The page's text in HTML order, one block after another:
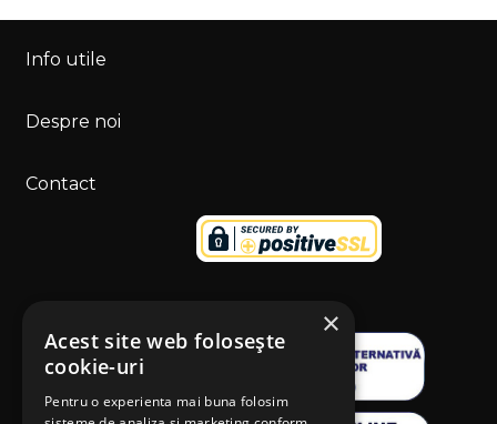
Info utile
Despre noi
Contact
×
Acest site web folosește
cookie-uri
Pentru o experienta mai buna folosim